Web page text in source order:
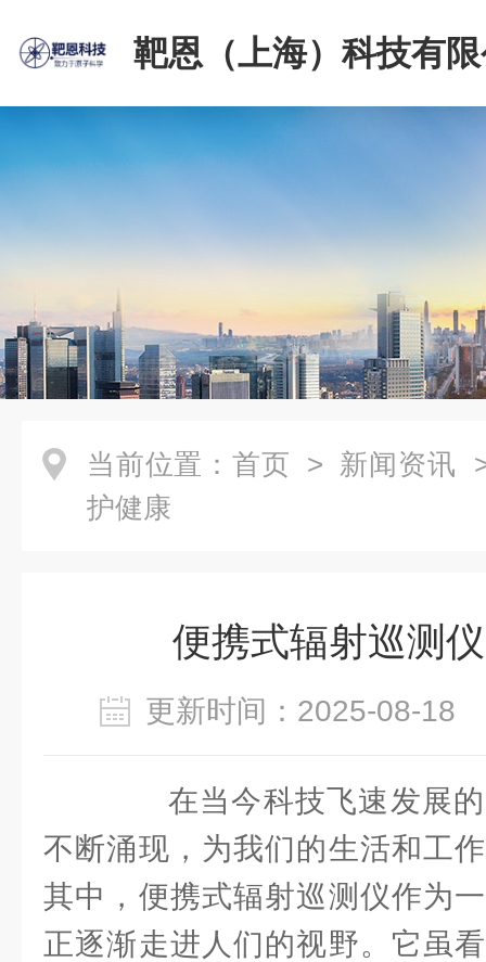
靶恩（上海）科技有
当前位置： 首页 > 新闻资讯
护健康
便携式辐射巡测
更新时间：2025-08-
在当今科技飞速发展的
不断涌现，为我们的生活和工
其中，便携式辐射巡测仪作为
正逐渐走进人们的视野。它虽